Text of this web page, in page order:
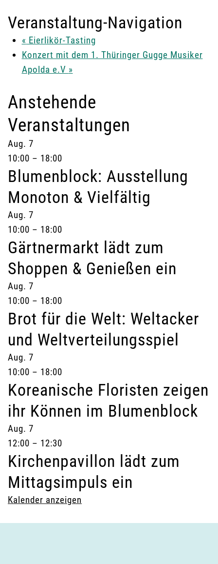
Veranstaltung-Navigation
« Eierlikör-Tasting
Konzert mit dem 1. Thüringer Gugge Musiker
Apolda e.V »
Anstehende
Veranstaltungen
Aug. 7
10:00 – 18:00
Blumenblock: Ausstellung
Monoton & Vielfältig
Aug. 7
10:00 – 18:00
Gärtnermarkt lädt zum
Shoppen & Genießen ein
Aug. 7
10:00 – 18:00
Brot für die Welt: Weltacker
und Weltverteilungsspiel
Aug. 7
10:00 – 18:00
Koreanische Floristen zeigen
ihr Können im Blumenblock
Aug. 7
12:00 – 12:30
Kirchenpavillon lädt zum
Mittagsimpuls ein
Kalender anzeigen